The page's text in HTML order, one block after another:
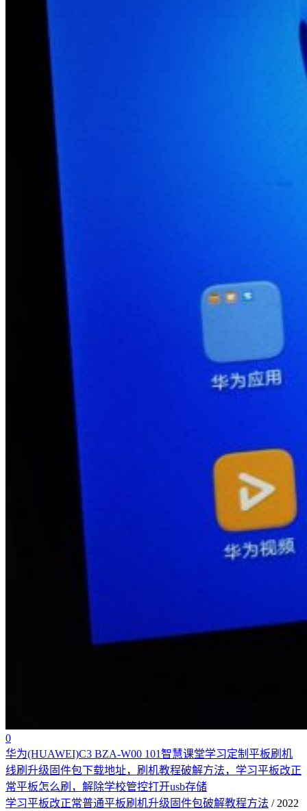
0
华为(HUAWEI)C3 BZA-W00 101智慧课堂学习定制平板刷机
线刷升级固件包下载地址，刷机教程破解方法，学习平板改正
常平板怎么刷，解除学校管控打开usb存储
学习平板改正常普通平板刷机升级固件包破解教程方法 / 2022